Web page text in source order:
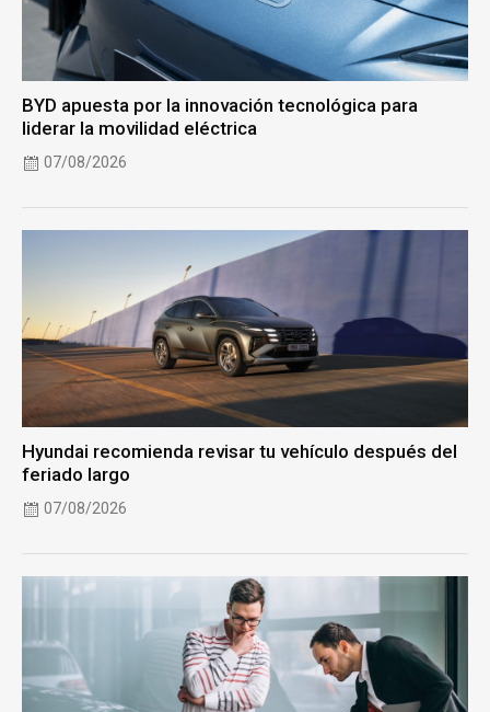
BYD apuesta por la innovación tecnológica para
liderar la movilidad eléctrica
07/08/2026
Hyundai recomienda revisar tu vehículo después del
feriado largo
07/08/2026